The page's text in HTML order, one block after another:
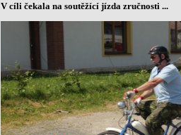
V cíli čekala na soutěžící jízda zručnosti ...